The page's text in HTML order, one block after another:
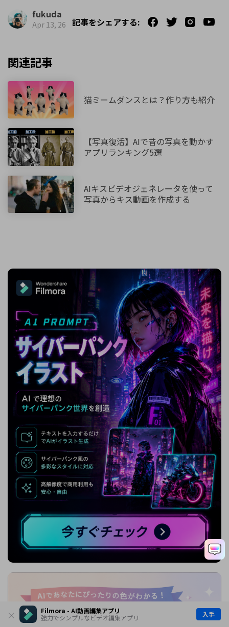
Filmora - AI動画編集アプリ
強力でシンプルなビデオ編集アプリ
入手
fukuda
Apr 13, 26 記事をシェアする:
関連記事
猫ミームダンスとは？作り方も紹介
【写真復活】AIで昔の写真を動かす
アプリランキング5選
AIキスビデオジェネレータを使って
写真からキス動画を作成する